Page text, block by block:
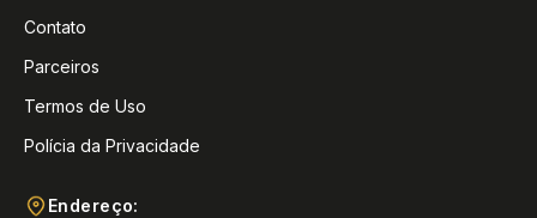
Contato
Parceiros
Termos de Uso
Polícia da Privacidade
Endereço: